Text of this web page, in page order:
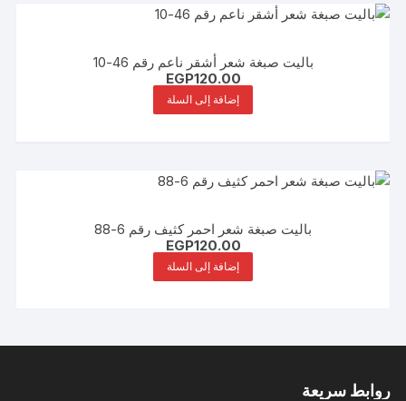
باليت صبغة شعر أشقر ناعم رقم 46-10
EGP120.00
إضافة إلى السلة
باليت صبغة شعر احمر كثيف رقم 6-88
EGP120.00
إضافة إلى السلة
روابط سريعة